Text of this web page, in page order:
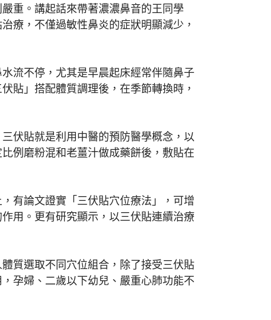
重。講起話來帶著濃濃鼻音的王同學
療，不僅過敏性鼻炎的症狀明顯減少，
流不停，尤其是早晨起床經常伴隨鼻子
貼」搭配體質調理後，在季節轉換時，
伏貼就是利用中醫的預防醫學概念，以
例磨粉混和老薑汁做成藥餅後，敷貼在
有論文證實「三伏貼穴位療法」，可增
用。更有研究顯示，以三伏貼連續治療
質選取不同穴位組合，除了接受三伏貼
孕婦、二歲以下幼兒、嚴重心肺功能不